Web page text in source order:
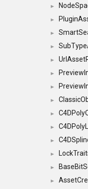
►
►
►
►
►
►
►
►
►
►
►
►
►
►